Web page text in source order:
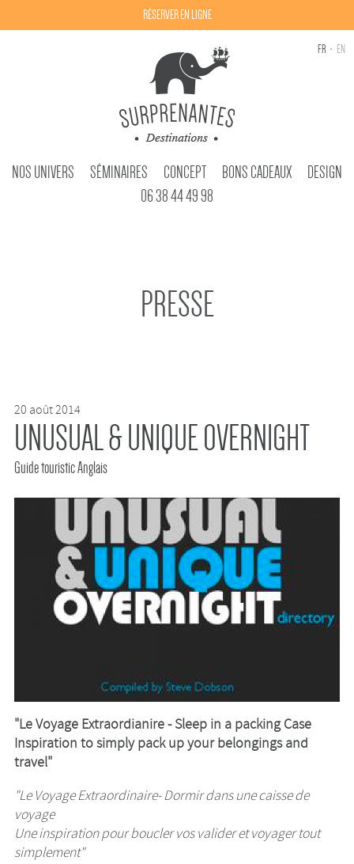
RÉSERVER EN LIGNE
FR EN
NOS UNIVERS SÉMINAIRES CONCEPT BONS CADEAUX
DESIGN
06 38 44 49 98
PRESSE
20 août 2014
UNUSUAL & UNIQUE OVERNIGHT
Guide touristic Anglais
"Le Voyage Extraordianire - Sleep in a packing Case
Inspiration to simply pack up your belongings and
travel"
"Le Voyage Extraordinaire- Dormir dans une caisse de
voyage
Une inspiration pour boucler vos valider et voyager tout
simplement"